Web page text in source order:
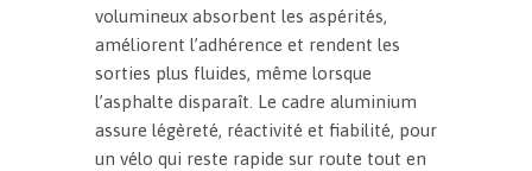
volumineux absorbent les aspérités,
améliorent l’adhérence et rendent les
sorties plus fluides, même lorsque
l’asphalte disparaît. Le cadre aluminium
assure légèreté, réactivité et fiabilité, pour
un vélo qui reste rapide sur route tout en